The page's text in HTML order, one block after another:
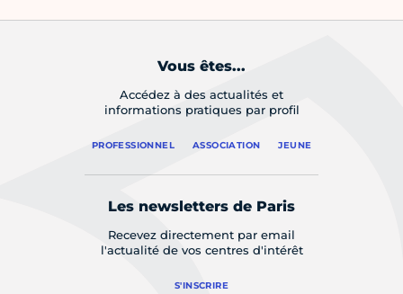
Vous êtes...
Accédez à des actualités et
informations pratiques par profil
PROFESSIONNEL ASSOCIATION JEUNE
Les newsletters de Paris
Recevez directement par email
l'actualité de vos centres d'intérêt
S'INSCRIRE